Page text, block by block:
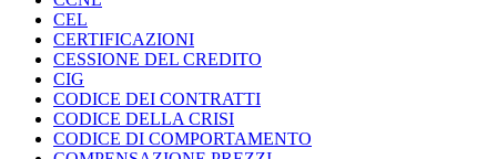
CEL
CERTIFICAZIONI
CESSIONE DEL CREDITO
CIG
CODICE DEI CONTRATTI
CODICE DELLA CRISI
CODICE DI COMPORTAMENTO